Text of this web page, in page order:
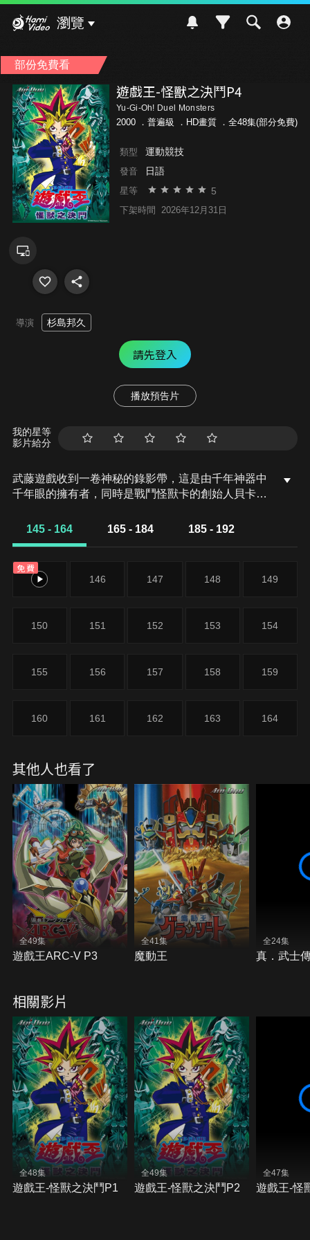
瀏覽
部份免費看
遊戲王-怪獸之決鬥P4
Yu-Gi-Oh! Duel Monsters
2000 ． 普遍級 ．HD畫質 ．全48集(部分免費)
類型 運動競技
發音 日語
星等 5
下架時間 2026年12月31日
導演 杉島邦久
請先登入
播放預告片
我的星等
影片給分
武藤遊戲收到一卷神秘的錄影帶，這是由千年神器中
千年眼的擁有者，同時是戰鬥怪獸卡的創始人貝卡
戰，由於武藤遊戲因時間終止而敗北，使得爺爺雙六
中的另一個自己、好友城之內克也及其它夥伴們並肩
作戰。另外，海馬瀨人也為了弟弟圭平向貝卡斯提出
的決鬥者、最後擊敗了貝卡斯，拯救爺爺與海馬。
145 - 164 165 - 184 185 - 192
免費
145 146 147 148 149
150 151 152 153 154
155 156 157 158 159
160 161 162 163 164
其他人也看了
全49集
遊戲王ARC-V P3
全41集
魔動王
全24集
真．武士
相關影片
全48集
遊戲王-怪獸之決鬥P1
全49集
遊戲王-怪獸之決鬥P2
全47集
遊戲王-怪